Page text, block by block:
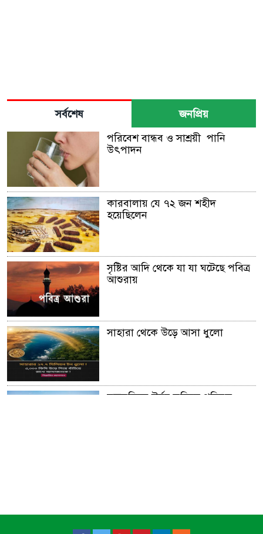
সর্বশেষ
জনপ্রিয়
পরিবেশ বান্ধব ও সাশ্রয়ী পানি
উৎপাদন
কারবালায় যে ৭২ জন শহীদ
হয়েছিলেন
সৃষ্টির আদি থেকে যা যা ঘটেছে পবিত্র
আশুরায়
সাহারা থেকে উড়ে আসা ধুলো
মরুভূমিকে উর্বর ভূমিতে পরিনত